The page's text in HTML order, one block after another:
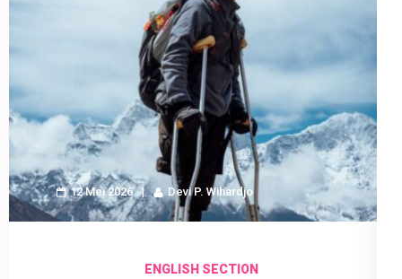
12 Mei 2026 Devi P. Wihardjo
ENGLISH SECTION